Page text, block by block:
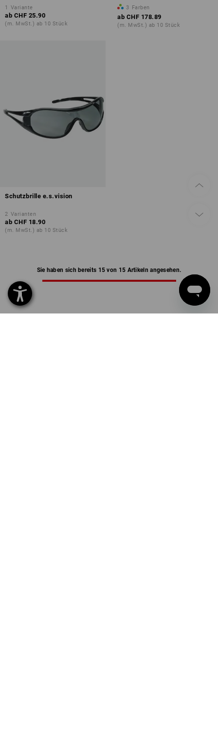
1 Variante
ab CHF 25.90
(m. MwSt.) ab 10 Stück
3 Farben
ab CHF 178.89
(m. MwSt.) ab 10 Stück
Schutzbrille e.s.vision
2 Varianten
ab CHF 18.90
(m. MwSt.) ab 10 Stück
Sie haben sich bereits 15 von 15 Artikeln angesehen.